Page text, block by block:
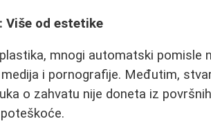
Više od estetike
mnogi automatski pomisle
i pornografije. Međutim,
o zahvatu nije doneta iz